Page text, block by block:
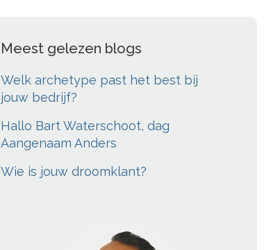
Meest gelezen blogs
Welk archetype past het best bij
jouw bedrijf?
Hallo Bart Waterschoot, dag
Aangenaam Anders
Wie is jouw droomklant?